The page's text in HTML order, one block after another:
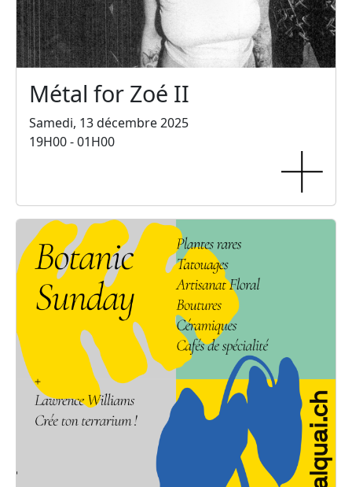
Métal for Zoé II
Samedi, 13 décembre 2025
19H00 - 01H00